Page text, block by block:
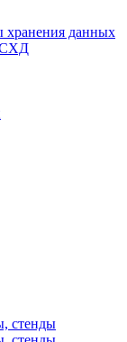
хранения данных
СХД
стенды